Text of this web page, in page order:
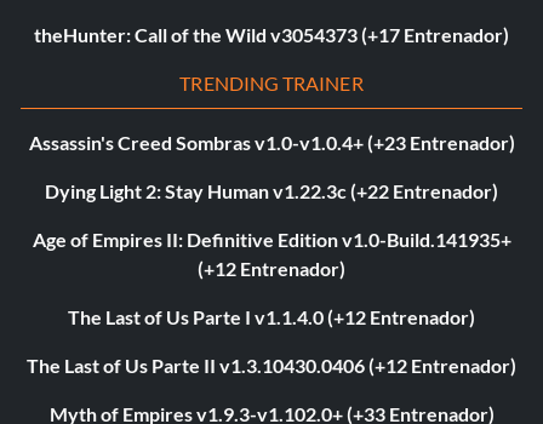
theHunter: Call of the Wild v3054373 (+17 Entrenador)
TRENDING TRAINER
Assassin's Creed Sombras v1.0-v1.0.4+ (+23 Entrenador)
Dying Light 2: Stay Human v1.22.3c (+22 Entrenador)
Age of Empires II: Definitive Edition v1.0-Build.141935+
(+12 Entrenador)
The Last of Us Parte I v1.1.4.0 (+12 Entrenador)
The Last of Us Parte II v1.3.10430.0406 (+12 Entrenador)
Myth of Empires v1.9.3-v1.102.0+ (+33 Entrenador)